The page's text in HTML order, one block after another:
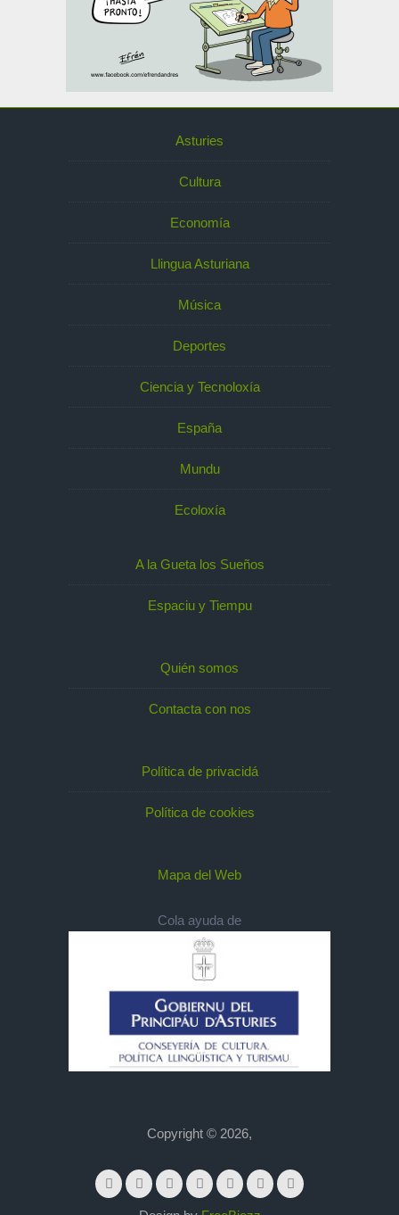
Asturies
Cultura
Economía
Llingua Asturiana
Música
Deportes
Ciencia y Tecnoloxía
España
Mundu
Ecoloxía
A la Gueta los Sueños
Espaciu y Tiempu
Quién somos
Contacta con nos
Política de privacidá
Política de cookies
Mapa del Web
Cola ayuda de
Copyright © 2026,